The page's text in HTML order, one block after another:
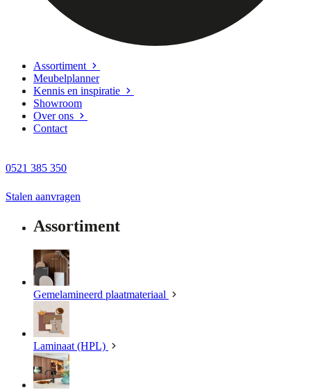
Assortiment
Meubelplanner
Kennis en inspiratie
Showroom
Over ons
Contact
0521 385 350
Stalen aanvragen
Assortiment
Gemelamineerd plaatmateriaal
Laminaat (HPL)